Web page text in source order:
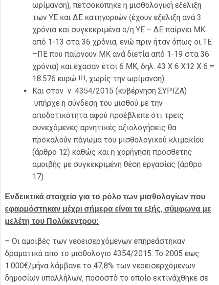
ωρίμανση), πετσοκόπηκε η μισθολογική εξέλιξη
των ΥΕ και ΔΕ κατηγοριών (έχουν εξέλιξη ανά 3
χρόνια και συγκεκριμένα ο/η ΥΕ – ΔΕ παίρνει ΜΚ
από 1-13 στα 36 χρόνια, ενώ πριν ήταν όπως οι ΤΕ
–ΠΕ που παίρνουν ΜΚ ανά διετία από 1-19 στα 36
χρόνια) και έχασαν έτσι 6 ΜΚ, δηλ. 43 Χ 6 Χ12 Χ 6 =
18.576 ευρώ !!!, χωρίς την ωρίμανση).
Και στον ν. 4354/2015 (κυβέρνηση ΣΥΡΙΖΑ)
υπήρχε η σύνδεση του μισθού με την
αποδοτικότητα αφού προέβλεπε ότι τρεις
συνεχόμενες αρνητικές αξιολογήσεις θα
προκαλούν πάγωμα του μισθολογικού κλιμακίου
(άρθρο 12) καθώς και η χορήγηση πρόσθετης
αμοιβής με συγκεκριμένη θέση εργασίας (άρθρο
17).
Ενδεικτικά στοιχεία για το ρόλο των μισθολογίων που
εφαρμόστηκαν μέχρι σήμερα είναι τα εξής, σύμφωνα με
μελέτη του Πολύκεντρου:
– Οι αμοιβές των νεοεισερχόμενων επηρεάστηκαν
δραματικά από το μισθολόγιο 4354/2015. Το 2005 έως
1.000€/μήνα λάμβανε το 47,8% των νεοεισερχόμενων
δημοσίων υπαλλήλων, ποσοστό το οποίο εκτινάχθηκε σε